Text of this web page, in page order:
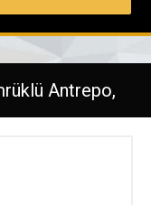
Antrepo,